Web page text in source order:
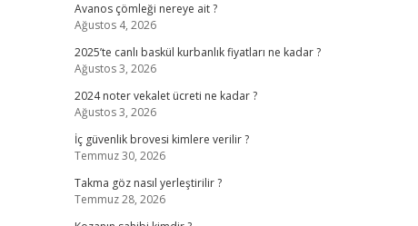
Avanos çömleği nereye ait ?
Ağustos 4, 2026
2025’te canlı baskül kurbanlık fiyatları ne kadar ?
Ağustos 3, 2026
2024 noter vekalet ücreti ne kadar ?
Ağustos 3, 2026
İç güvenlik brovesi kimlere verilir ?
Temmuz 30, 2026
Takma göz nasıl yerleştirilir ?
Temmuz 28, 2026